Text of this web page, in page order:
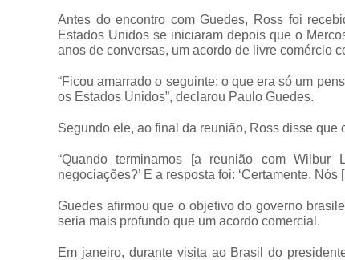
Antes do encontro com Guedes, Ross foi
Estados Unidos se iniciaram depois que o
anos de conversas, um acordo de livre comércio
“Ficou amarrado o seguinte: o que era só um
os Estados Unidos”, declarou Paulo Guedes.
Segundo ele, ao final da reunião, Ross disse que
“Quando terminamos [a reunião com Wilbur
negociações?’ E a resposta foi: ‘Certamente.
Guedes afirmou que o objetivo do governo
seria mais profundo que um acordo comercial.
Em janeiro, durante visita ao Brasil do